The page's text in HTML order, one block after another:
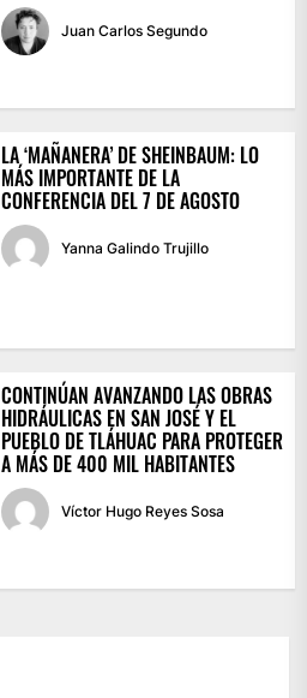
Juan Carlos Segundo
LA ‘MAÑANERA’ DE SHEINBAUM: LO
MÁS IMPORTANTE DE LA
CONFERENCIA DEL 7 DE AGOSTO
Yanna Galindo Trujillo
CONTINÚAN AVANZANDO LAS OBRAS
HIDRÁULICAS EN SAN JOSÉ Y EL
PUEBLO DE TLÁHUAC PARA PROTEGER
A MÁS DE 400 MIL HABITANTES
Víctor Hugo Reyes Sosa